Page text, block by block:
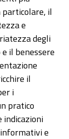
il
e
degli
il benessere
il
i
pratico
indicazioni
e